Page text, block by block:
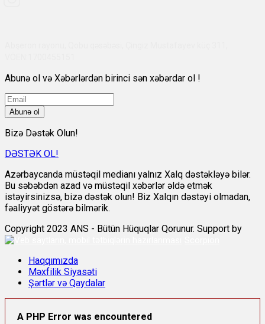
Abunə ol və Xəbərlərdən birinci sən xəbərdar ol !
Abunə ol
Bizə Dəstək Olun!
DƏSTƏK OL!
Azərbaycanda müstəqil medianı yalnız Xalq dəstəkləyə bilər.
Bu səbəbdən azad və müstəqil xəbərlər əldə etmək
istəyirsinizsə, bizə dəstək olun! Biz Xalqın dəstəyi olmadan,
fəaliyyət göstərə bilmərik.
Copyright 2023 ANS - Bütün Hüquqlar Qorunur. Support by
Haqqımızda
Məxfilik Siyasəti
Şərtlər və Qaydalar
A PHP Error was encountered